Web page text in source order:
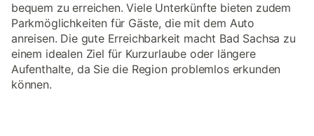
bequem zu erreichen. Viele Unterkünfte bieten zudem
Parkmöglichkeiten für Gäste, die mit dem Auto
anreisen. Die gute Erreichbarkeit macht Bad Sachsa zu
einem idealen Ziel für Kurzurlaube oder längere
Aufenthalte, da Sie die Region problemlos erkunden
können.